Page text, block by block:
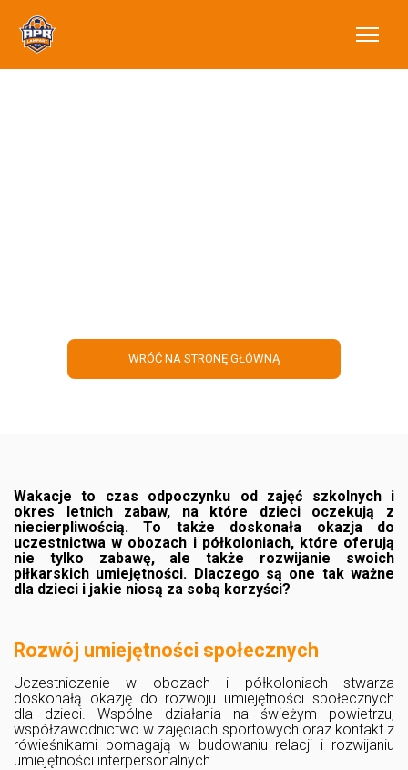
WRÓĆ NA STRONĘ GŁÓWNĄ
Wakacje to czas odpoczynku od zajęć szkolnych i
okres letnich zabaw, na które dzieci oczekują z
niecierpliwością. To także doskonała okazja do
uczestnictwa w obozach i półkoloniach, które oferują
nie tylko zabawę, ale także rozwijanie swoich
piłkarskich umiejętności. Dlaczego są one tak ważne
dla dzieci i jakie niosą za sobą korzyści?
Rozwój umiejętności społecznych
Uczestniczenie w obozach i półkoloniach stwarza
doskonałą okazję do rozwoju umiejętności społecznych
dla dzieci. Wspólne działania na świeżym powietrzu,
współzawodnictwo w zajęciach sportowych oraz kontakt z
rówieśnikami pomagają w budowaniu relacji i rozwijaniu
umiejętności interpersonalnych.